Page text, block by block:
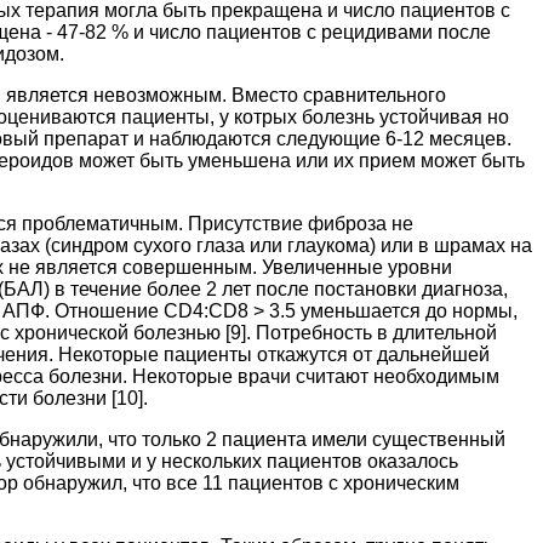
терапия могла быть прекращена и число пациентов с
- 47-82 % и число пациентов с рецидивами после
невозможным. Вместо сравнительного
пациенты, у котрых болезнь устойчивая но
препарат и наблюдаются следующие 6-12 месяцев.
может быть уменьшена или их прием может быть
проблематичным. Присутствие фиброза не
(синдром сухого глаза или глаукома) или в шрамах на
является совершенным. Увеличенные уровни
в течение более 2 лет после постановки диагноза,
АПФ. Отношение CD4:CD8 > 3.5 уменьшается до нормы,
болезнью [9]. Потребность в длительной
Некоторые пациенты откажутся от дальнейшей
болезни. Некоторые врачи считают необходимым
болезни [10].
что только 2 пациента имели существенный
и у нескольких пациентов оказалось
обнаружил, что все 11 пациентов с хроническим